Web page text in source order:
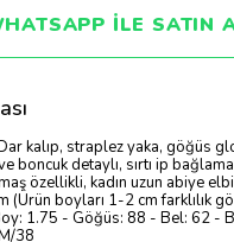
ILE SATIN
kalıp, straplez yaka, göğüs
boncuk detaylı, sırtı ip
özellikli, kadın uzun abiye
(Ürün boyları 1-2 cm farklılık
1.75 - Göğüs: 88 - Bel: 62 -
38